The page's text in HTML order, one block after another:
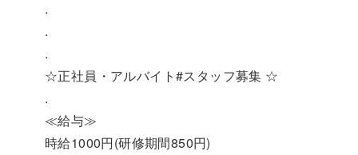
.
.
.
☆正社員・アルバイト#スタッフ募集 ☆
.
≪給与≫
時給1000円(研修期間850円)